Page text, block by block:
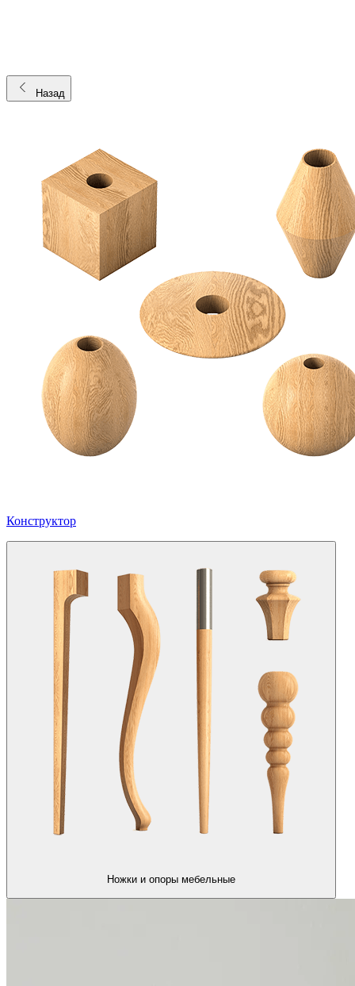
Назад
Конструктор
Ножки и опоры мебельные